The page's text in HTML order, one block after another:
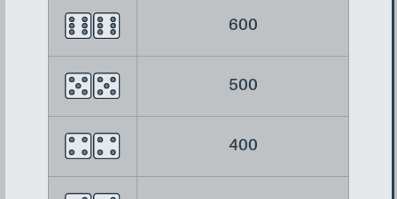
600
500
400